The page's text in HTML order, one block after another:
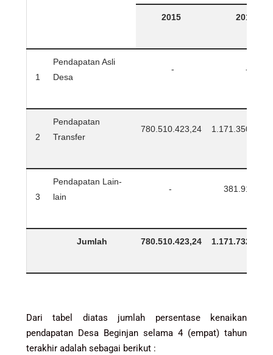
2015 2016
1
Pendapatan Asli
Desa
- -
2
Pendapatan
Transfer
780.510.423,24
3
Pendapatan Lain-
lain
- 381.917,92
Jumlah 780.510.423,24
Dari tabel diatas jumlah persentase kenaikan
pendapatan Desa Beginjan selama 4 (empat) tahun
terakhir adalah sebagai berikut :